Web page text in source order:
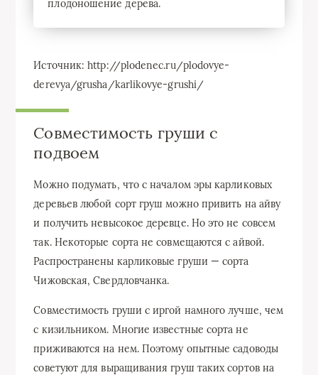
плодоношение дерева.
Источник: http://plodenec.ru/plodovye-
derevya/grusha/karlikovye-grushi/
Совместимость груши с
подвоем
Можно подумать, что с началом эры карликовых
деревьев любой сорт груш можно привить на айву
и получить невысокое деревце. Но это не совсем
так. Некоторые сорта не совмещаются с айвой.
Распространены карликовые груши — сорта
Чижовская, Свердловчанка.
Совместимость груши с иргой намного лучше, чем
с кизильником. Многие известные сорта не
приживаются на нем. Поэтому опытные садоводы
советуют для выращивания груш таких сортов на